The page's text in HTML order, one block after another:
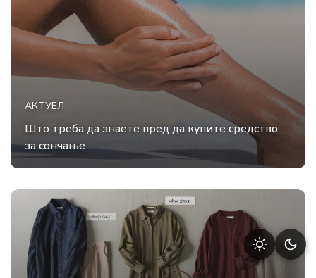
АКТУЕЛ
Што треба да знаете пред да купите средство
за сончање